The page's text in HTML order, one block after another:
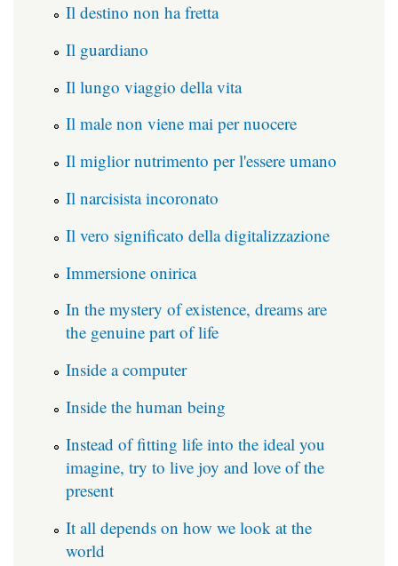
Il destino non ha fretta
Il guardiano
Il lungo viaggio della vita
Il male non viene mai per nuocere
Il miglior nutrimento per l'essere umano
Il narcisista incoronato
Il vero significato della digitalizzazione
Immersione onirica
In the mystery of existence, dreams are
the genuine part of life
Inside a computer
Inside the human being
Instead of fitting life into the ideal you
imagine, try to live joy and love of the
present
It all depends on how we look at the
world